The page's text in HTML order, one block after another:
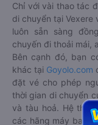
Chỉ với vài thao tác
di chuyển tại Vexere
luôn sẵn sàng
chuyến đi thoải mái,
Bên cạnh đó, bạn
khác tại Goyolo.com
đặt vé cho phép
thời gian di chuyển
và tàu hoả. Hệ
các hãng máy bay,